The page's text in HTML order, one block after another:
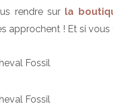
rendre sur la
approchent ! Et si